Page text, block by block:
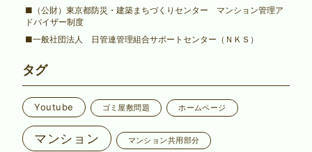
■（公財）東京都防災・建築まちづくりセンター マンション管理ア
ドバイザー制度
■一般社団法人 日管連管理組合サポートセンター（ＮＫＳ）
タグ
Youtube ゴミ屋敷問題 ホームページ
マンション マンション共用部分